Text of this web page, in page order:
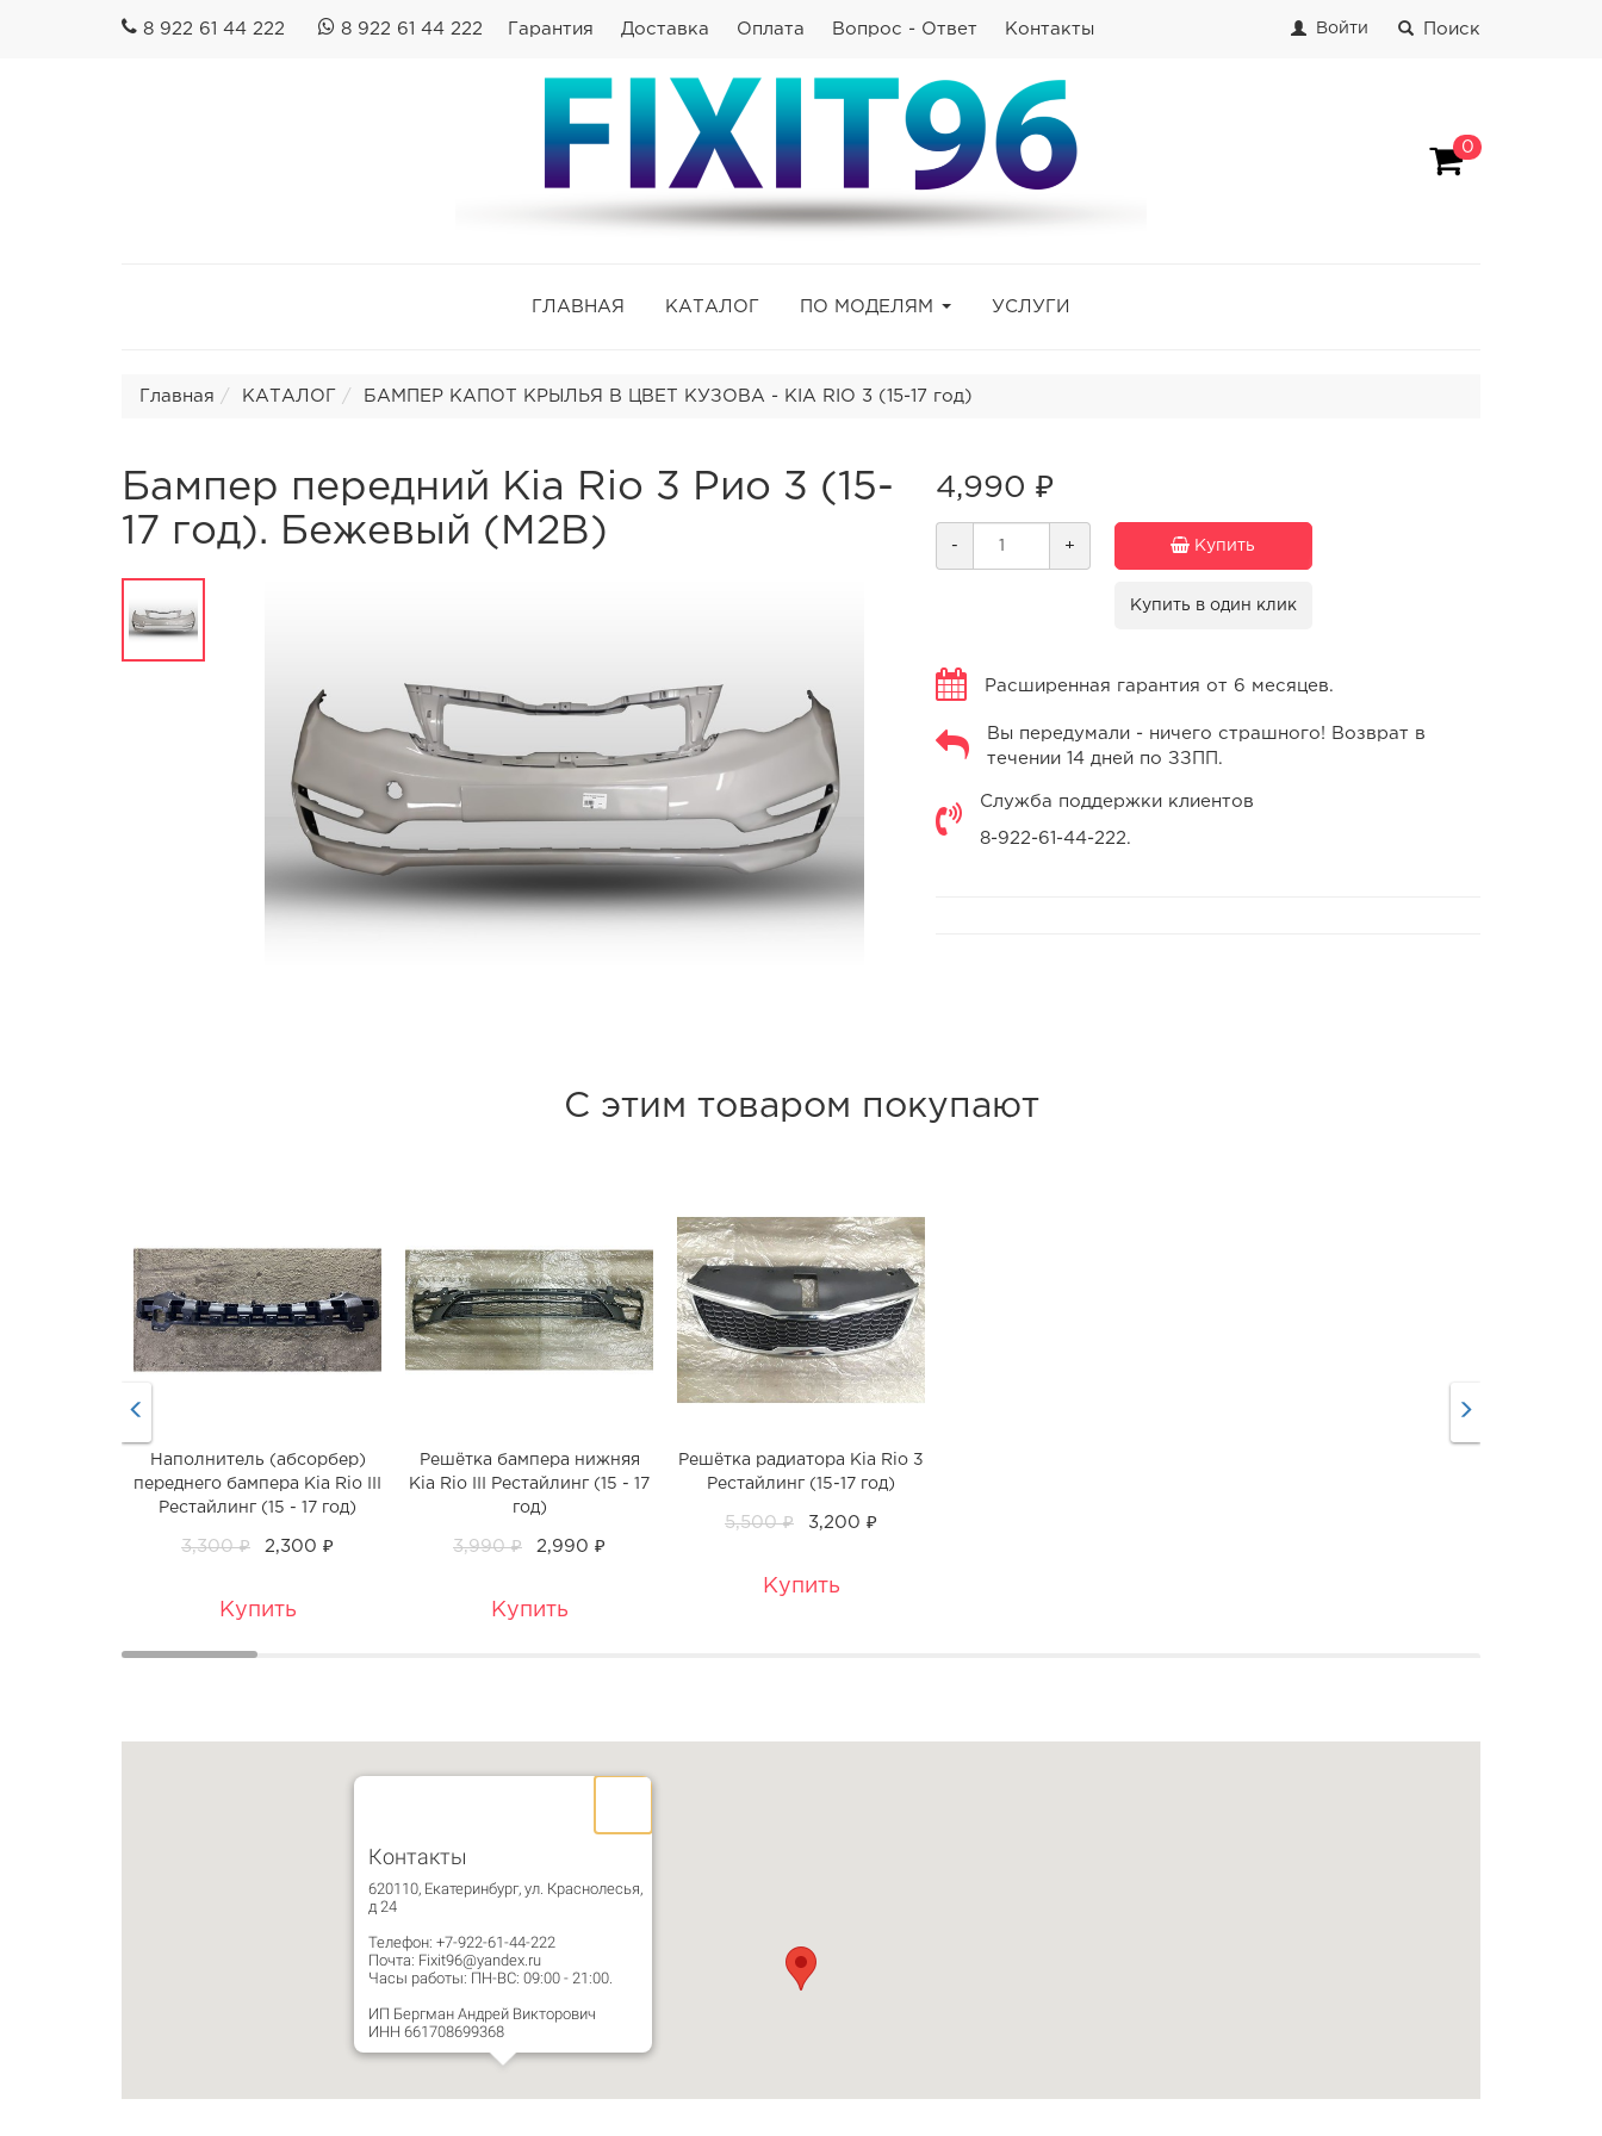
8 922 61 44 222 8 922 61 44 222 Гарантия Доставка Оплата Вопрос - Ответ Контакты Войти Поиск
0
ГЛАВНАЯ КАТАЛОГ ПО МОДЕЛЯМ УСЛУГИ
Главная КАТАЛОГ БАМПЕР КАПОТ КРЫЛЬЯ В ЦВЕТ КУЗОВА - KIA RIO 3 (15-17 год)
Бампер передний Kia Rio 3 Рио 3 (15-
17 год). Бежевый (M2B)
4,990 ₽
- + Купить
Купить в один клик
Расширенная гарантия от 6 месяцев.
Вы передумали - ничего страшного! Возврат в
течении 14 дней по ЗЗПП.
Служба поддержки клиентов
8-922-61-44-222.
С этим товаром покупают
Наполнитель (абсорбер)
переднего бампера Kia Rio III
Рестайлинг (15 - 17 год)
3,300 ₽ 2,300 ₽
Купить
Решётка бампера нижняя
Kia Rio III Рестайлинг (15 - 17
год)
3,990 ₽ 2,990 ₽
Купить
Решётка радиатора Kia Rio 3
Рестайлинг (15-17 год)
5,500 ₽ 3,200 ₽
Купить
Контакты
620110, Екатеринбург, ул. Краснолесья,
д 24
Телефон: +7-922-61-44-222
Почта: Fixit96@yandex.ru
Часы работы: ПН-ВС: 09:00 - 21:00.
ИП Бергман Андрей Викторович
ИНН 661708699368